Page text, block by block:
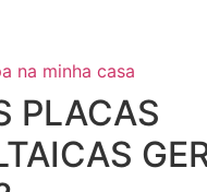
na minha casa
PLACAS